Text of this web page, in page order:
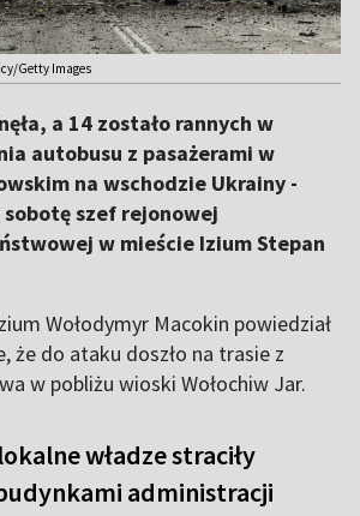
Getty Images
a 14 zostało rannych w
autobusu z pasażerami w
na wschodzie Ukrainy -
szef rejonowej
w mieście Izium Stepan
Wołodymyr Macokin powiedział
że do ataku doszło na trasie z
w pobliżu wioski Wołochiw Jar.
władze straciły
administracji